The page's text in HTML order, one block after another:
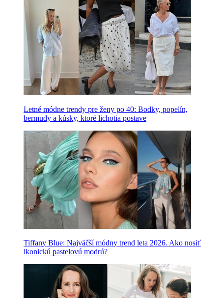
Letné módne trendy pre ženy po 40: Bodky, popelín,
bermudy a kúsky, ktoré lichotia postave
Tiffany Blue: Najväčší módny trend leta 2026. Ako nosiť
ikonickú pastelovú modrú?